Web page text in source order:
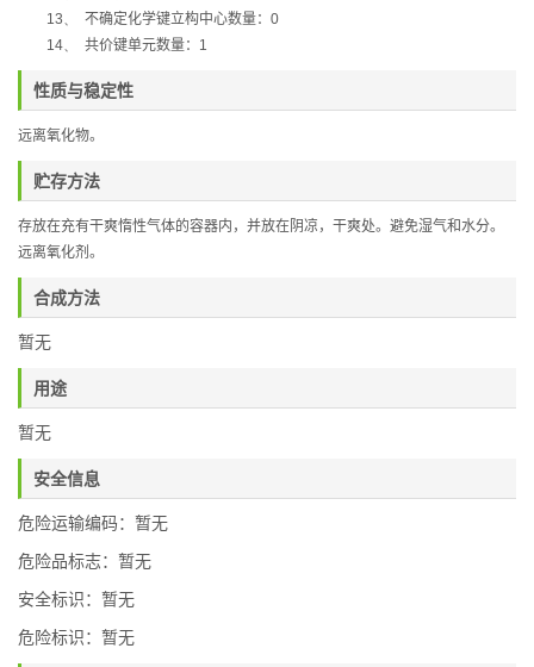
13、
不确定化学键立构中心数量： 0
14、
共价键单元数量： 1
性质与稳定性
远离氧化物。
贮存方法
存放在充有干爽惰性气体的容器内，并放在阴凉，干爽处。避免湿气和水分。
远离氧化剂。
合成方法
暂无
用途
暂无
安全信息
危险运输编码：暂无
危险品标志：暂无
安全标识：暂无
危险标识：暂无